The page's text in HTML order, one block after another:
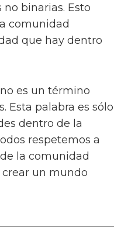
binarias. Esto
comunidad
que hay dentro
no es un término
Esta palabra es sólo
dentro de la
respetemos a
la comunidad
crear un mundo